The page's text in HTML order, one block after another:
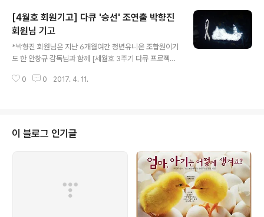
이 묶여 있는 문학동네 81호를 함께 읽고 있어요. 매주 단편 하나씩을 읽고 와서
소감을 나누고, 같이 읽으면서 생각했던, 궁금했던 부분들을 같이 나눠요. 그러
면서 서로의 경험들을 나누기도 해요. 최근에는 김연수 단편을 읽고 이야기를
나눴어요. 기억..
[4월호 회원기고] 다큐 '승선' 조연출 박향진
회원님 기고
*박향진 회원님은 지난 6개월여간 청년유니온 조합원이기
도 한 안창규 감독님과 함께 [세월호 3주기 다큐 프로젝트]
다큐에 대한 후기이자 세월호 3주기 월간 민달팽이 특집의
지만 가끔 주변의 일을 다르게 바라보게 된다. ‘너’의 일을
'우리'의 것으로 여겨보려고 노력하게 되었다.2014년 4월
16일, 그렇게 연결된 내 세상의 일부가 침몰했다. 지금까지
나는 왜 아무 것도 안 했을까. 계속 그런 생각을 했다. 삶을
걸고 큰 희생을 하지는 않더라도, 그것이 작고 사소한 일..
0 0 2017. 4. 11.
이 블로그 인기글